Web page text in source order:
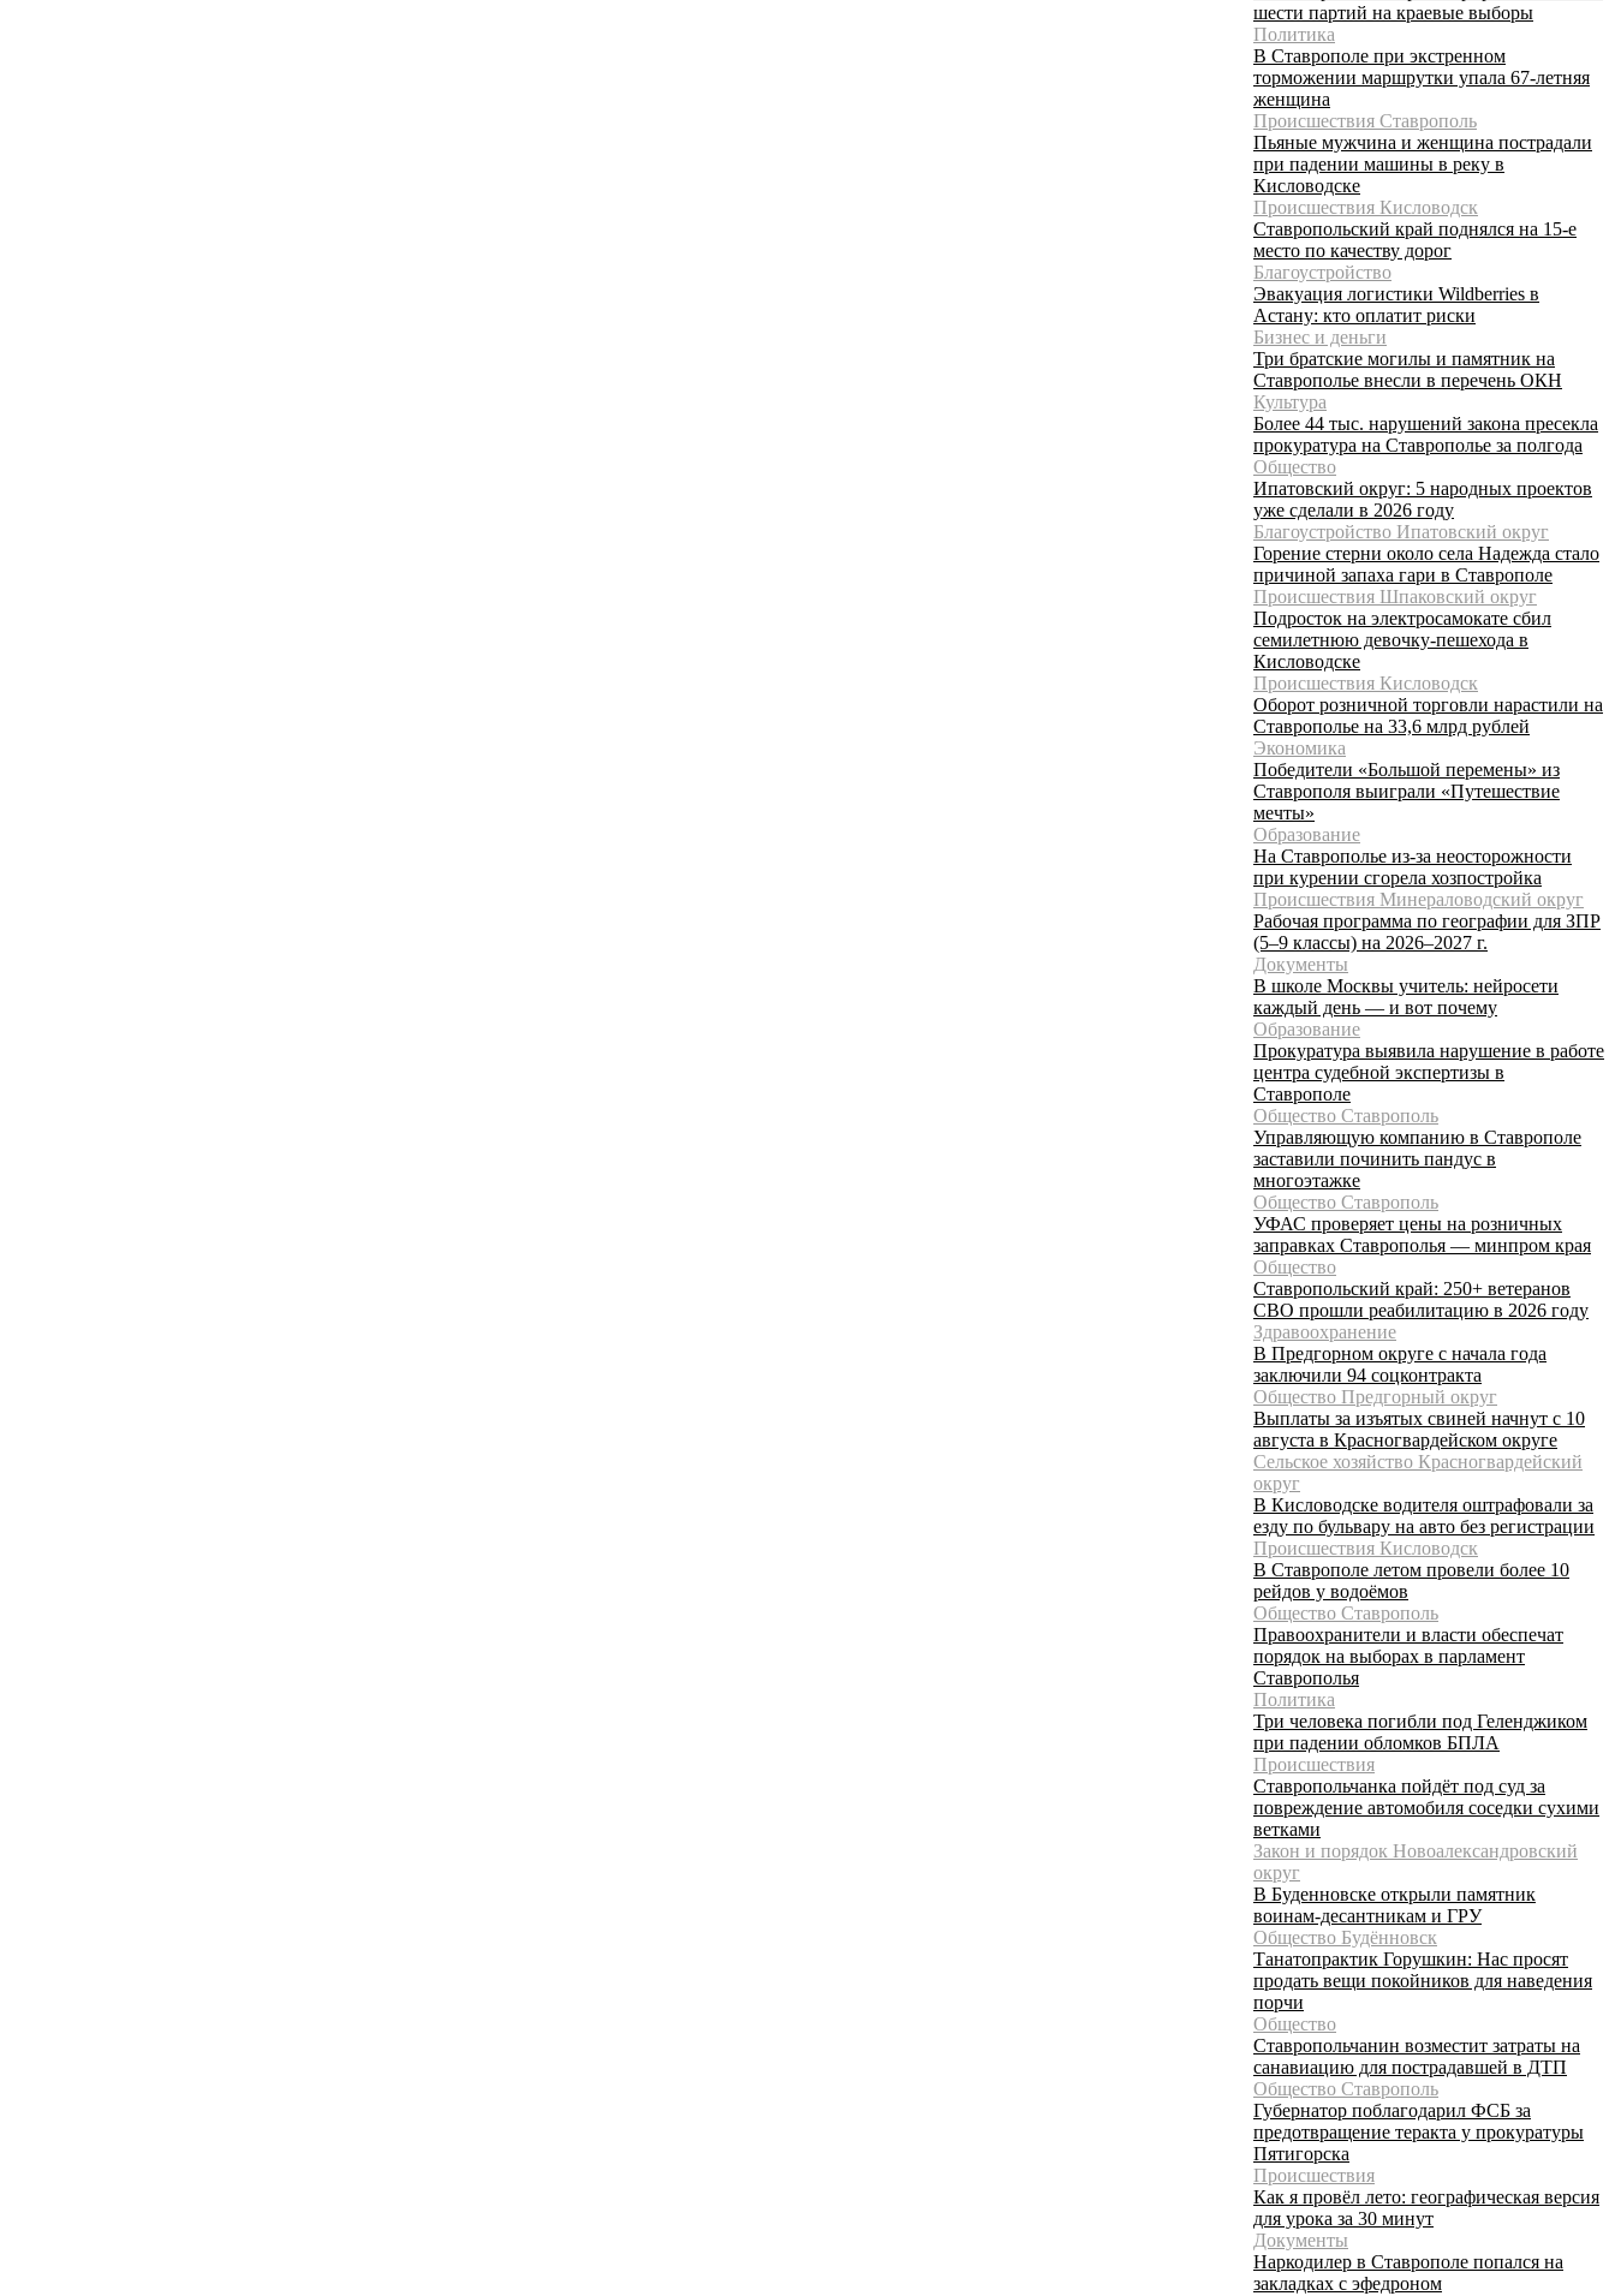
шести партий на краевые выборы
Политика
В Ставрополе при экстренном
торможении маршрутки упала 67-летняя
женщина
Происшествия Ставрополь
Пьяные мужчина и женщина пострадали
при падении машины в реку в
Кисловодске
Происшествия Кисловодск
Ставропольский край поднялся на 15-е
место по качеству дорог
Благоустройство
Эвакуация логистики Wildberries в
Астану: кто оплатит риски
Бизнес и деньги
Три братские могилы и памятник на
Ставрополье внесли в перечень ОКН
Культура
Более 44 тыс. нарушений закона пресекла
прокуратура на Ставрополье за полгода
Общество
Ипатовский округ: 5 народных проектов
уже сделали в 2026 году
Благоустройство Ипатовский округ
Горение стерни около села Надежда стало
причиной запаха гари в Ставрополе
Происшествия Шпаковский округ
Подросток на электросамокате сбил
семилетнюю девочку-пешехода в
Кисловодске
Происшествия Кисловодск
Оборот розничной торговли нарастили на
Ставрополье на 33,6 млрд рублей
Экономика
Победители «Большой перемены» из
Ставрополя выиграли «Путешествие
мечты»
Образование
На Ставрополье из-за неосторожности
при курении сгорела хозпостройка
Происшествия Минераловодский округ
Рабочая программа по географии для ЗПР
(5–9 классы) на 2026–2027 г.
Документы
В школе Москвы учитель: нейросети
каждый день — и вот почему
Образование
Прокуратура выявила нарушение в работе
центра судебной экспертизы в
Ставрополе
Общество Ставрополь
Управляющую компанию в Ставрополе
заставили починить пандус в
многоэтажке
Общество Ставрополь
УФАС проверяет цены на розничных
заправках Ставрополья — минпром края
Общество
Ставропольский край: 250+ ветеранов
СВО прошли реабилитацию в 2026 году
Здравоохранение
В Предгорном округе с начала года
заключили 94 соцконтракта
Общество Предгорный округ
Выплаты за изъятых свиней начнут с 10
августа в Красногвардейском округе
Сельское хозяйство Красногвардейский
округ
В Кисловодске водителя оштрафовали за
езду по бульвару на авто без регистрации
Происшествия Кисловодск
В Ставрополе летом провели более 10
рейдов у водоёмов
Общество Ставрополь
Правоохранители и власти обеспечат
порядок на выборах в парламент
Ставрополья
Политика
Три человека погибли под Геленджиком
при падении обломков БПЛА
Происшествия
Ставропольчанка пойдёт под суд за
повреждение автомобиля соседки сухими
ветками
Закон и порядок Новоалександровский
округ
В Буденновске открыли памятник
воинам-десантникам и ГРУ
Общество Будённовск
Танатопрактик Горушкин: Нас просят
продать вещи покойников для наведения
порчи
Общество
Ставропольчанин возместит затраты на
санавиацию для пострадавшей в ДТП
Общество Ставрополь
Губернатор поблагодарил ФСБ за
предотвращение теракта у прокуратуры
Пятигорска
Происшествия
Как я провёл лето: географическая версия
для урока за 30 минут
Документы
Наркодилер в Ставрополе попался на
закладках с эфедроном